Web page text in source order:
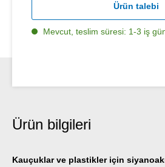
Ürün talebi
Mevcut, teslim süresi: 1-3 iş
Ürün bilgileri
Kauçuklar ve plastikler için